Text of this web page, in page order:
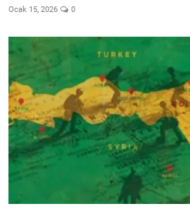
Ocak 15, 2026 0